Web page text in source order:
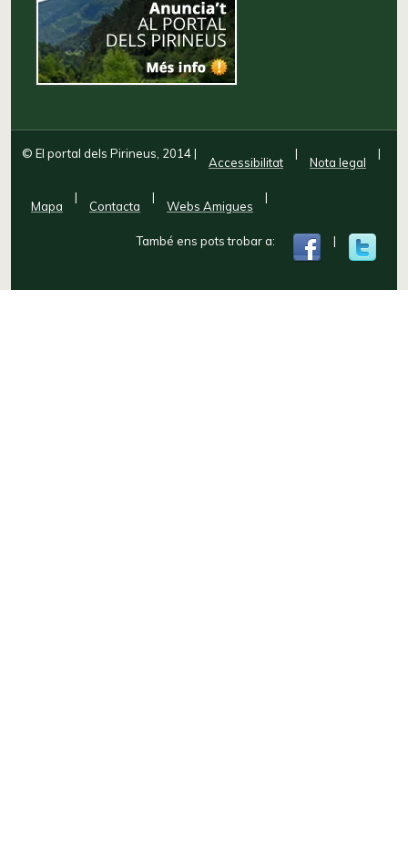
© El portal dels Pirineus, 2014|
Accessibilitat
|
Nota legal
|
Mapa
|
Contacta
|
Webs Amigues
|
També ens pots trobar a: |